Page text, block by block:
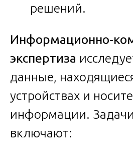
решений.
Информационно-
экспертиза
данные,
устройствах и
информации.
включают: